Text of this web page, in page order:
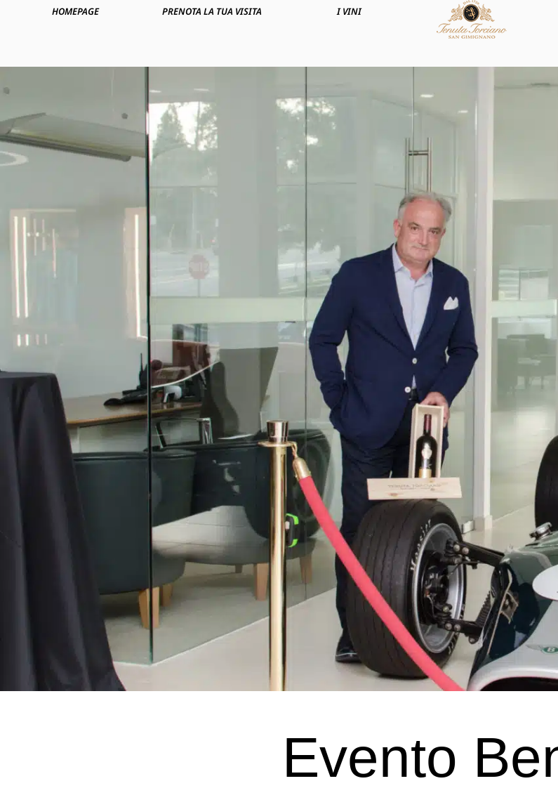
HOMEPAGE PRENOTA LA TUA VISITA
I VINI
Evento